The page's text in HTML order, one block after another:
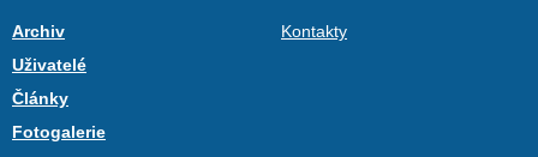
Archiv
Uživatelé
Články
Fotogalerie
Kontakty